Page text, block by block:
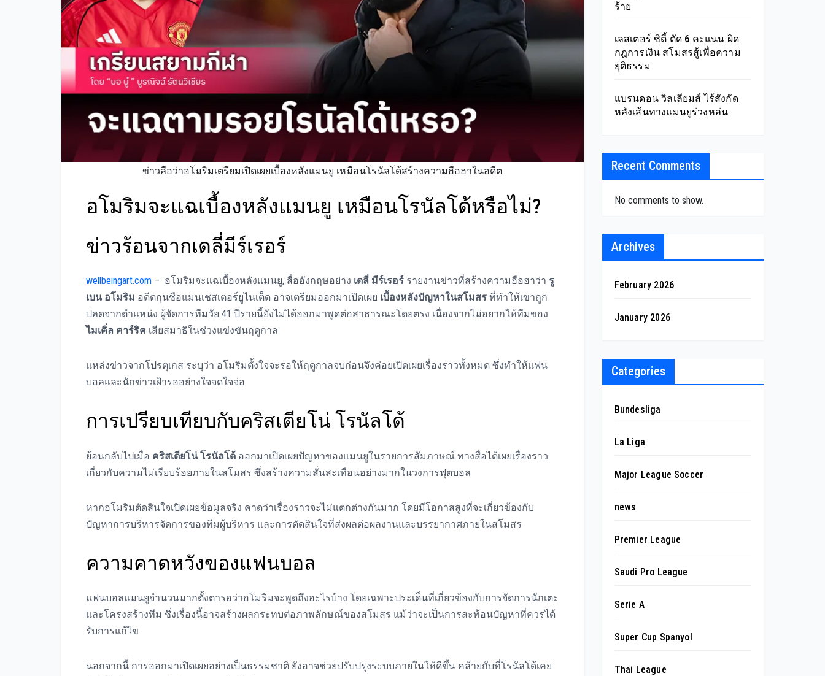
ข่าวลือว่าอโมริมเตรียมเปิดเผยเบื้องหลังแมนยู เหมือนโรนัลโด้สร้างความฮือฮาในอดีต
อโมริมจะแฉเบื้องหลังแมนยู เหมือนโรนัลโด้หรือไม่?
ข่าวร้อนจากเดลี่มีร์เรอร์
wellbeingart.com – อโมริมจะแฉเบื้องหลังแมนยู, สื่ออังกฤษอย่าง เดลี่ มีร์เรอร์ รายงานข่าวที่สร้างความฮือฮาว่า รู
เบน อโมริม อดีตกุนซือแมนเชสเตอร์ยูไนเต็ด อาจเตรียมออกมาเปิดเผย เบื้องหลังปัญหาในสโมสร ที่ทำให้เขาถูก
ปลดจากตำแหน่ง ผู้จัดการทีมวัย 41 ปีรายนี้ยังไม่ได้ออกมาพูดต่อสาธารณะโดยตรง เนื่องจากไม่อยากให้ทีมของ
ไมเคิ่ล คาร์ริค เสียสมาธิในช่วงแข่งขันฤดูกาล
แหล่งข่าวจากโปรตุเกส ระบุว่า อโมริมตั้งใจจะรอให้ฤดูกาลจบก่อนจึงค่อยเปิดเผยเรื่องราวทั้งหมด ซึ่งทำให้แฟน
บอลและนักข่าวเฝ้ารออย่างใจจดใจจ่อ
การเปรียบเทียบกับคริสเตียโน่ โรนัลโด้
ย้อนกลับไปเมื่อ คริสเตียโน่ โรนัลโด้ ออกมาเปิดเผยปัญหาของแมนยูในรายการสัมภาษณ์ ทางสื่อได้เผยเรื่องราว
เกี่ยวกับความไม่เรียบร้อยภายในสโมสร ซึ่งสร้างความสั่นสะเทือนอย่างมากในวงการฟุตบอล
หากอโมริมตัดสินใจเปิดเผยข้อมูลจริง คาดว่าเรื่องราวจะไม่แตกต่างกันมาก โดยมีโอกาสสูงที่จะเกี่ยวข้องกับ
ปัญหาการบริหารจัดการของทีมผู้บริหาร และการตัดสินใจที่ส่งผลต่อผลงานและบรรยากาศภายในสโมสร
ความคาดหวังของแฟนบอล
แฟนบอลแมนยูจำนวนมากตั้งตารอว่าอโมริมจะพูดถึงอะไรบ้าง โดยเฉพาะประเด็นที่เกี่ยวข้องกับการจัดการนักเตะ
และโครงสร้างทีม ซึ่งเรื่องนี้อาจสร้างผลกระทบต่อภาพลักษณ์ของสโมสร แม้ว่าจะเป็นการสะท้อนปัญหาที่ควรได้
รับการแก้ไข
นอกจากนี้ การออกมาเปิดเผยอย่างเป็นธรรมชาติ ยังอาจช่วยปรับปรุงระบบภายในให้ดีขึ้น คล้ายกับที่โรนัลโด้เคย
ร้าย
เลสเตอร์ ซิตี้ ตัด 6 คะแนน ผิด
กฎการเงิน สโมสรสู้เพื่อความ
ยุติธรรม
แบรนดอน วิลเลียมส์ ไร้สังกัด
หลังเส้นทางแมนยูร่วงหล่น
Recent Comments
No comments to show.
Archives
February 2026
January 2026
Categories
Bundesliga
La Liga
Major League Soccer
news
Premier League
Saudi Pro League
Serie A
Super Cup Spanyol
Thai League